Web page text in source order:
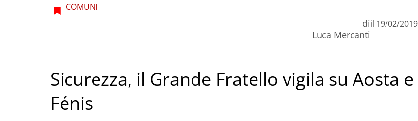
COMUNI
di
Luca Mercanti
il 19/02/2019
Sicurezza, il Grande Fratello vigila su Aosta e
Fénis